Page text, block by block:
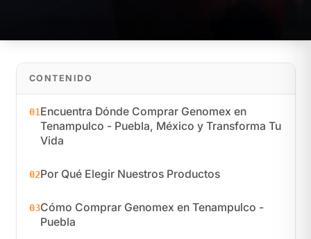
CONTENIDO
01Encuentra Dónde Comprar Genomex en
Tenampulco - Puebla, México y Transforma Tu
Vida
02Por Qué Elegir Nuestros Productos
03Cómo Comprar Genomex en Tenampulco -
Puebla